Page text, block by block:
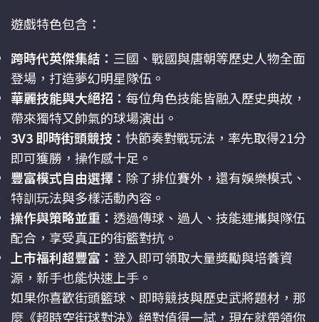
遊戲特色包含：
跨時代英傑集結： 三國、戰國與唐朝等歷史人物全面
登場，打造夢幻明星隊伍。
華麗技能與大絕招： 每位角色技能皆融入歷史典故，
帶來獨特又帥氣的球場演出。
3V3 即時街頭競技： 快節奏對戰玩法，率先取得21分
即可獲勝，操作感十足。
豐富模式自由選擇： 除了排位賽外，還有娛樂模式、
特訓玩法與多樣活動內容。
操作與策略並重： 透過傳球、過人、技能連攜與隊伍
配合，享受真正的街籃對抗。
上市福利超豐富： 登入即可領取大量獎勵與培養資
源，新手也能快速上手。
如果你喜歡街頭籃球、即時競技與歷史武將題材，那
麼《超時空街球對決》絕對值得一試，現在就帶領你